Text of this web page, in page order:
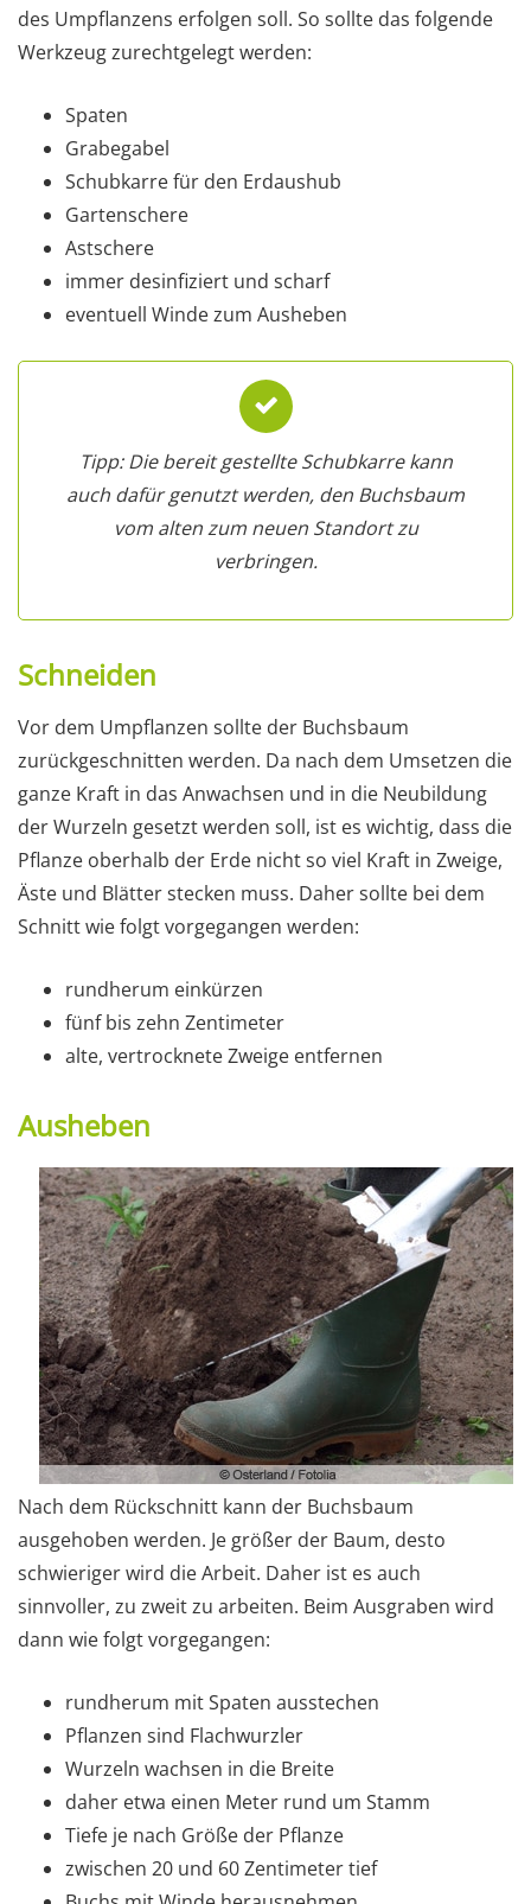
des Umpflanzens erfolgen soll. So sollte das folgende
Werkzeug zurechtgelegt werden:
Spaten
Grabegabel
Schubkarre für den Erdaushub
Gartenschere
Astschere
immer desinfiziert und scharf
eventuell Winde zum Ausheben
Tipp: Die bereit gestellte Schubkarre kann
auch dafür genutzt werden, den Buchsbaum
vom alten zum neuen Standort zu
verbringen.
Schneiden
Vor dem Umpflanzen sollte der Buchsbaum
zurückgeschnitten werden. Da nach dem Umsetzen die
ganze Kraft in das Anwachsen und in die Neubildung
der Wurzeln gesetzt werden soll, ist es wichtig, dass die
Pflanze oberhalb der Erde nicht so viel Kraft in Zweige,
Äste und Blätter stecken muss. Daher sollte bei dem
Schnitt wie folgt vorgegangen werden:
rundherum einkürzen
fünf bis zehn Zentimeter
alte, vertrocknete Zweige entfernen
Ausheben
Nach dem Rückschnitt kann der Buchsbaum
ausgehoben werden. Je größer der Baum, desto
schwieriger wird die Arbeit. Daher ist es auch
sinnvoller, zu zweit zu arbeiten. Beim Ausgraben wird
dann wie folgt vorgegangen:
rundherum mit Spaten ausstechen
Pflanzen sind Flachwurzler
Wurzeln wachsen in die Breite
daher etwa einen Meter rund um Stamm
Tiefe je nach Größe der Pflanze
zwischen 20 und 60 Zentimeter tief